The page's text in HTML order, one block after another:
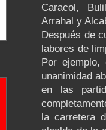
Caracol,
Arrahal y
Después de
labores de
Por
unanimidad
en las
la carretera